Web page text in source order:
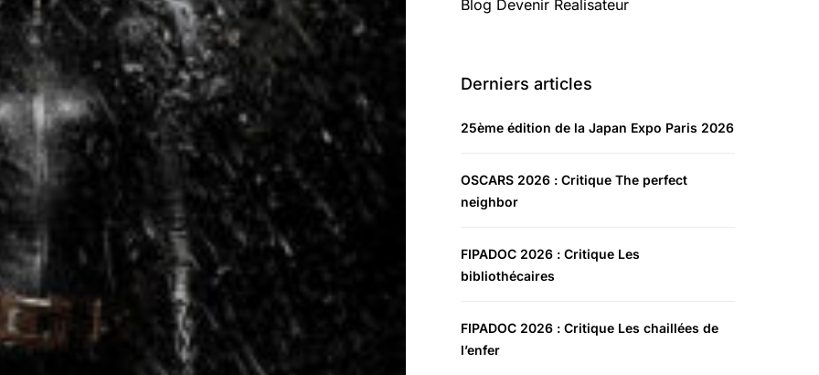
Blog Devenir Realisateur
Derniers articles
25ème édition de la Japan Expo Paris 2026
OSCARS 2026 : Critique The perfect
neighbor
FIPADOC 2026 : Critique Les
bibliothécaires
FIPADOC 2026 : Critique Les chaillées de
l’enfer